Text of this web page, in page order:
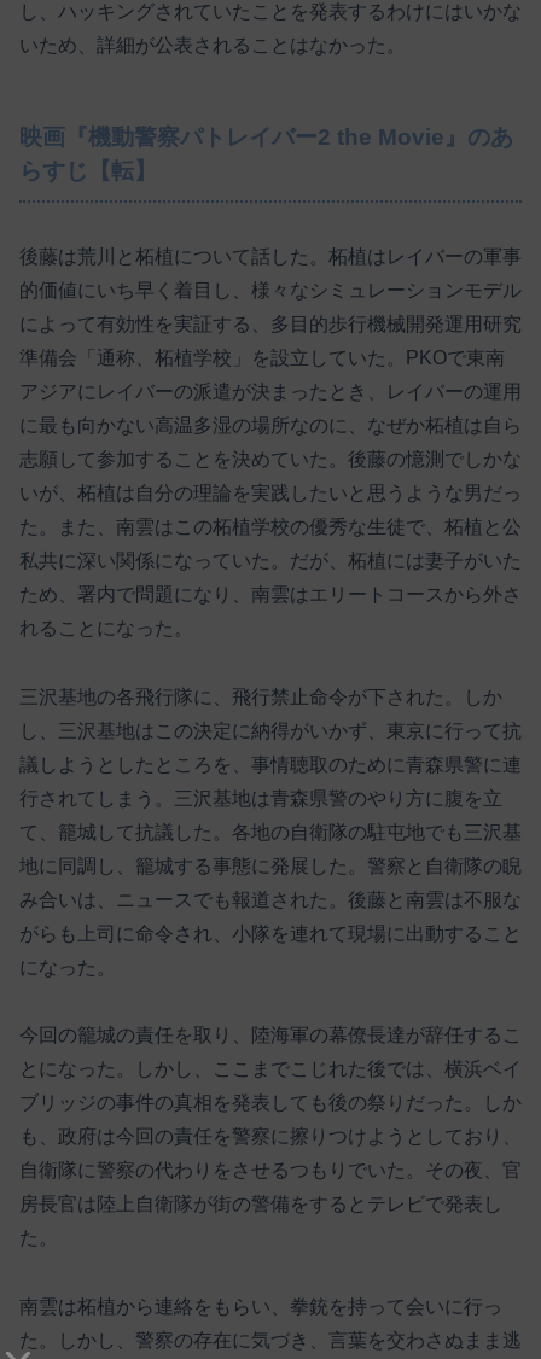
し、ハッキングされていたことを発表するわけにはいかな
いため、詳細が公表されることはなかった。
映画『機動警察パトレイバー2 the Movie』のあ
らすじ【転】
後藤は荒川と柘植について話した。柘植はレイバーの軍事
的価値にいち早く着目し、様々なシミュレーションモデル
によって有効性を実証する、多目的歩行機械開発運用研究
準備会「通称、柘植学校」を設立していた。PKOで東南
アジアにレイバーの派遣が決まったとき、レイバーの運用
に最も向かない高温多湿の場所なのに、なぜか柘植は自ら
志願して参加することを決めていた。後藤の憶測でしかな
いが、柘植は自分の理論を実践したいと思うような男だっ
た。また、南雲はこの柘植学校の優秀な生徒で、柘植と公
私共に深い関係になっていた。だが、柘植には妻子がいた
ため、署内で問題になり、南雲はエリートコースから外さ
れることになった。
三沢基地の各飛行隊に、飛行禁止命令が下された。しか
し、三沢基地はこの決定に納得がいかず、東京に行って抗
議しようとしたところを、事情聴取のために青森県警に連
行されてしまう。三沢基地は青森県警のやり方に腹を立
て、籠城して抗議した。各地の自衛隊の駐屯地でも三沢基
地に同調し、籠城する事態に発展した。警察と自衛隊の睨
み合いは、ニュースでも報道された。後藤と南雲は不服な
がらも上司に命令され、小隊を連れて現場に出動すること
になった。
今回の籠城の責任を取り、陸海軍の幕僚長達が辞任するこ
とになった。しかし、ここまでこじれた後では、横浜ベイ
ブリッジの事件の真相を発表しても後の祭りだった。しか
も、政府は今回の責任を警察に擦りつけようとしており、
自衛隊に警察の代わりをさせるつもりでいた。その夜、官
房長官は陸上自衛隊が街の警備をするとテレビで発表し
た。
南雲は柘植から連絡をもらい、拳銃を持って会いに行っ
た。しかし、警察の存在に気づき、言葉を交わさぬまま逃